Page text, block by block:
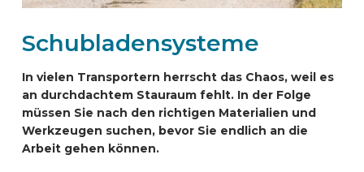
ONLINE EINRICHTEN
DE
Schubladensysteme
In vielen Transportern herrscht das Chaos, weil es
an durchdachtem Stauraum fehlt. In der Folge
müssen Sie nach den richtigen Materialien und
Werkzeugen suchen, bevor Sie endlich an die
Arbeit gehen können.